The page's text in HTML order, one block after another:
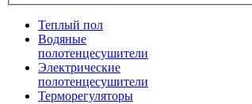
Теплый пол
Водяные
полотенцесушители
Электрические
полотенцесушители
Терморегуляторы